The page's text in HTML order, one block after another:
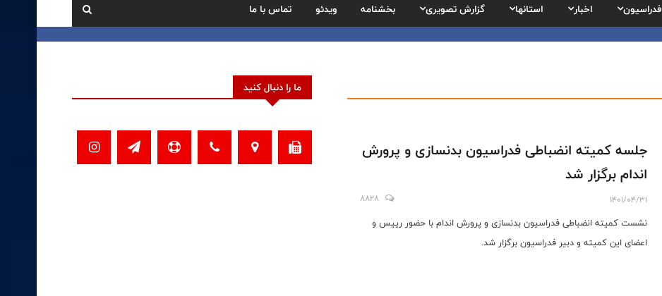
فدراسیون اخبار استانها گزارش تصویری بخشنامه ویدئو تماس با ما
جلسه کمیته انضباطی فدراسیون بدنسازی و پرورش
اندام برگزار شد
1401/04/31
8828
نشست کمیته انضباطی فدراسیون بدنسازی و پرورش اندام با حضور رییس و
اعضای این کمیته و دبیر فدراسیون برگزار شد.
ما را دنبال کنید